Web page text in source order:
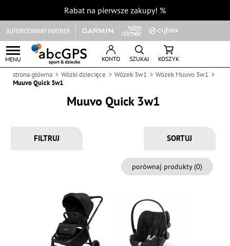
Rabat na pierwsze zakupy! %
MENU KONTO SZUKAJ KOSZYK
strona główna Wózki dziecięce Wózek 3w1
Wózek Muuvo 3w1
Muuvo Quick 3w1
Muuvo Quick 3w1
FILTRUJ
porównaj produkty (0)